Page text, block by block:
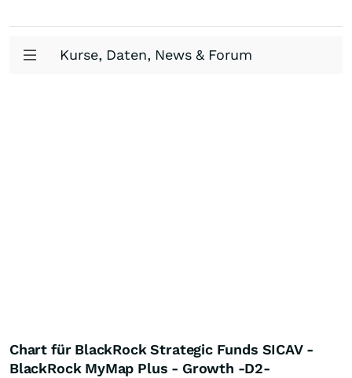
Kurse, Daten, News & Forum
Chart für BlackRock Strategic Funds SICAV -
BlackRock MyMap Plus - Growth -D2-